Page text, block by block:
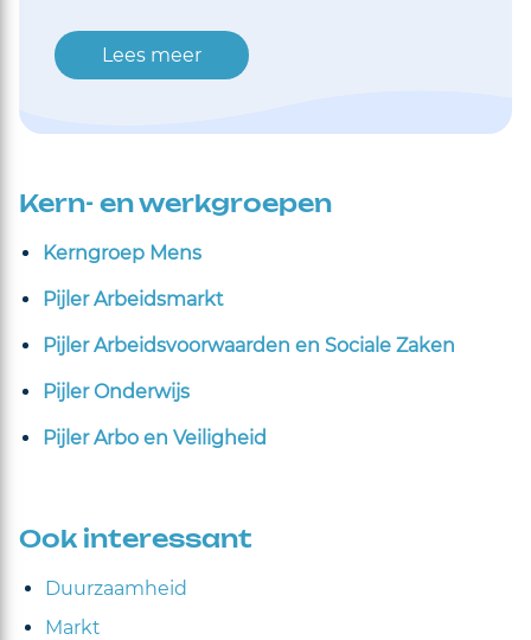
Lees meer
Kern- en werkgroepen
Kerngroep Mens
Pijler Arbeidsmarkt
Pijler Arbeidsvoorwaarden en Sociale Zaken
Pijler Onderwijs
Pijler Arbo en Veiligheid
Ook interessant
Duurzaamheid
Markt